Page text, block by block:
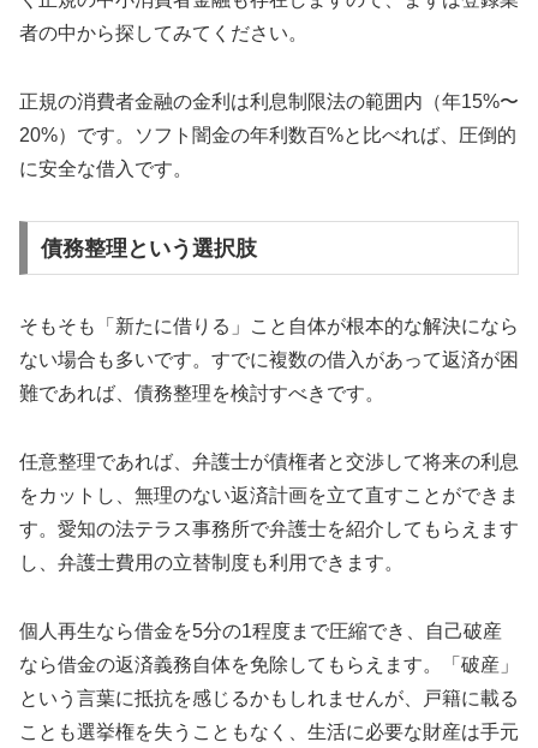
者の中から探してみてください。
正規の消費者金融の金利は利息制限法の範囲内（年15%〜
20%）です。ソフト闇金の年利数百%と比べれば、圧倒的
に安全な借入です。
債務整理という選択肢
そもそも「新たに借りる」こと自体が根本的な解決になら
ない場合も多いです。すでに複数の借入があって返済が困
難であれば、債務整理を検討すべきです。
任意整理であれば、弁護士が債権者と交渉して将来の利息
をカットし、無理のない返済計画を立て直すことができま
す。愛知の法テラス事務所で弁護士を紹介してもらえます
し、弁護士費用の立替制度も利用できます。
個人再生なら借金を5分の1程度まで圧縮でき、自己破産
なら借金の返済義務自体を免除してもらえます。「破産」
という言葉に抵抗を感じるかもしれませんが、戸籍に載る
ことも選挙権を失うこともなく、生活に必要な財産は手元